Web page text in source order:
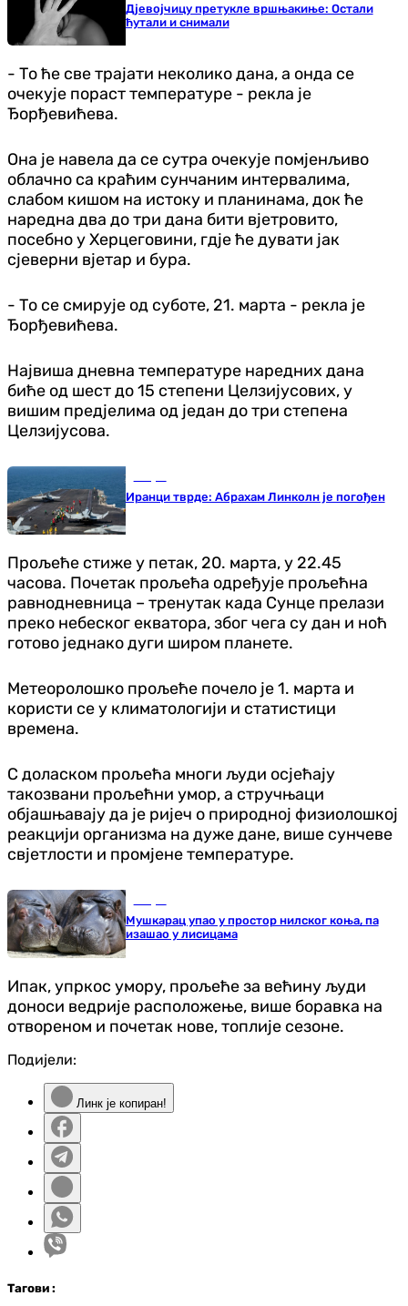
Дјевојчицу претукле вршњакиње: Остали
ћутали и снимали
- То ће све трајати неколико дана, а онда се
очекује пораст температуре - рекла је
Ђорђевићева.
Она је навела да се сутра очекује помјенљиво
облачно са краћим сунчаним интервалима,
слабом кишом на истоку и планинама, док ће
наредна два до три дана бити вјетровито,
посебно у Херцеговини, гдје ће дувати јак
сјеверни вјетар и бура.
- То се смирује од суботе, 21. марта - рекла је
Ђорђевићева.
Највиша дневна температуре наредних дана
биће од шест до 15 степени Целзијусових, у
вишим предјелима од један до три степена
Целзијусова.
Иранци тврде: Абрахам Линколн је погођен
Прољеће стиже у петак, 20. марта, у 22.45
часова. Почетак прољећа одређује прољећна
равнодневница – тренутак када Сунце прелази
преко небеског екватора, због чега су дан и ноћ
готово једнако дуги широм планете.
Метеоролошко прољеће почело је 1. марта и
користи се у климатологији и статистици
времена.
С доласком прољећа многи људи осјећају
такозвани прољећни умор, а стручњаци
објашњавају да је ријеч о природној физиолошкој
реакцији организма на дуже дане, више сунчеве
свјетлости и промјене температуре.
Мушкарац упао у простор нилског коња, па
изашао у лисицама
Ипак, упркос умору, прољеће за већину људи
доноси ведрије расположење, више боравка на
отвореном и почетак нове, топлије сезоне.
Подијели:
Линк је копиран!
Тагови :